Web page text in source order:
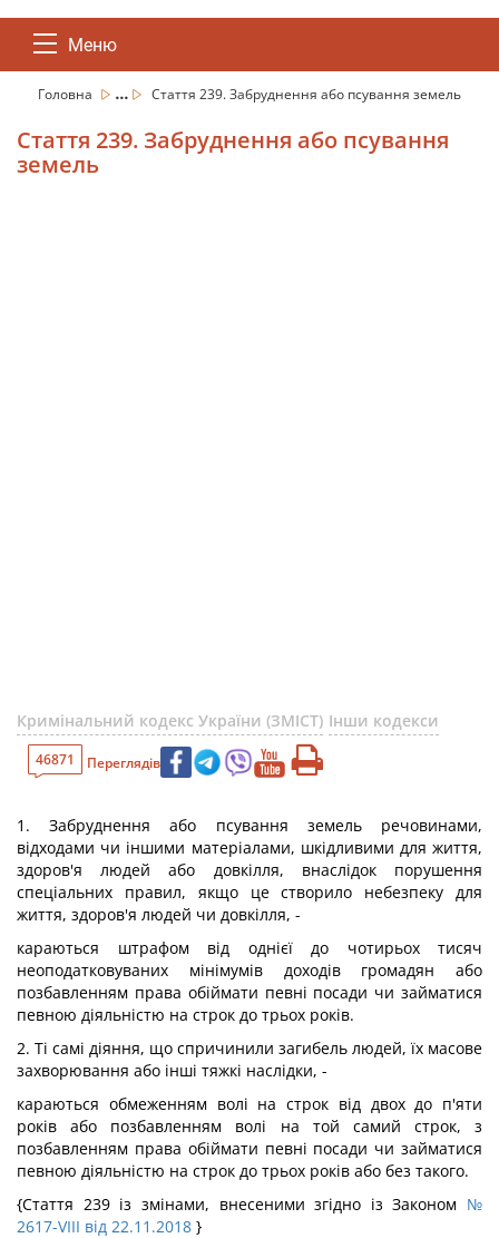
Меню
Головна ... Стаття 239. Забруднення або псування земель
Стаття 239. Забруднення або псування
земель
Кримінальний кодекс України (ЗМІСТ) Інши кодекси
46871 Переглядів
1. Забруднення або псування земель речовинами,
відходами чи іншими матеріалами, шкідливими для життя,
здоров'я людей або довкілля, внаслідок порушення
спеціальних правил, якщо це створило небезпеку для
життя, здоров'я людей чи довкілля, -
караються штрафом від однієї до чотирьох тисяч
неоподатковуваних мінімумів доходів громадян або
позбавленням права обіймати певні посади чи займатися
певною діяльністю на строк до трьох років.
2. Ті самі діяння, що спричинили загибель людей, їх масове
захворювання або інші тяжкі наслідки, -
караються обмеженням волі на строк від двох до п'яти
років або позбавленням волі на той самий строк, з
позбавленням права обіймати певні посади чи займатися
певною діяльністю на строк до трьох років або без такого.
{Стаття 239 із змінами, внесеними згідно із Законом №
2617-VIII від 22.11.2018 }